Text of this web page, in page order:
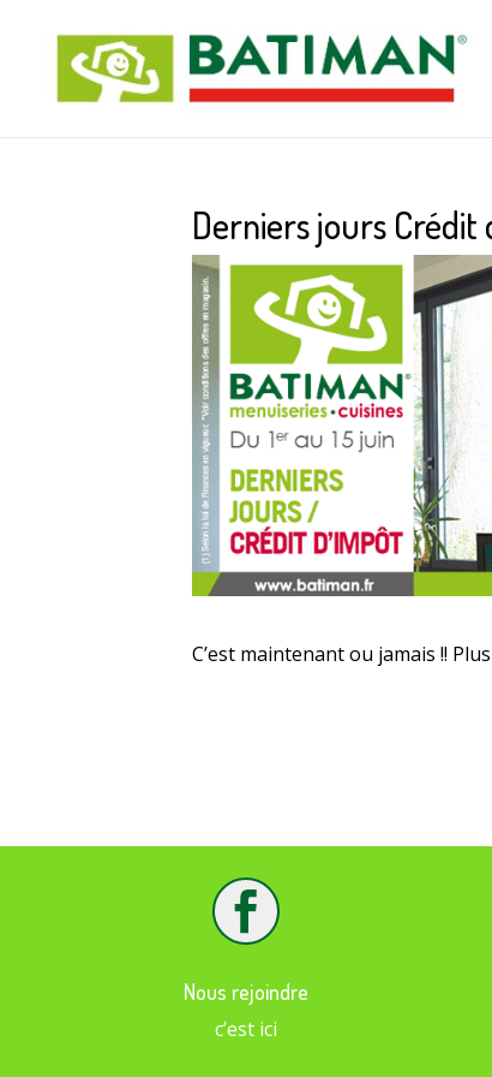
Derniers jours Crédit
C’est maintenant ou jamais !!

Nous rejoindre
c’est ici